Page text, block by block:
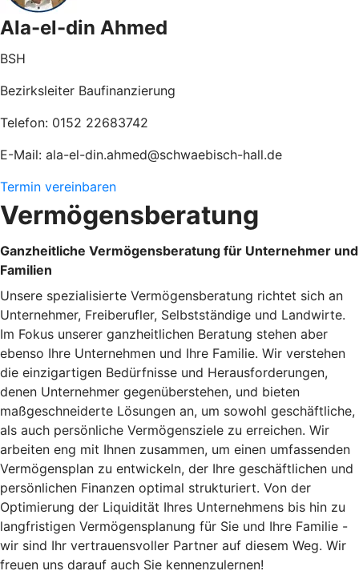
Ala-el-din Ahmed
BSH
Bezirksleiter Baufinanzierung
Telefon: 0152 22683742
E-Mail: ala-el-din.ahmed@schwaebisch-hall.de
Termin vereinbaren
Vermögensberatung
Ganzheitliche Vermögensberatung für Unternehmer und
Familien
Unsere spezialisierte Vermögensberatung richtet sich an
Unternehmer, Freiberufler, Selbstständige und Landwirte.
Im Fokus unserer ganzheitlichen Beratung stehen aber
ebenso Ihre Unternehmen und Ihre Familie. Wir verstehen
die einzigartigen Bedürfnisse und Herausforderungen,
denen Unternehmer gegenüberstehen, und bieten
maßgeschneiderte Lösungen an, um sowohl geschäftliche,
als auch persönliche Vermögensziele zu erreichen. Wir
arbeiten eng mit Ihnen zusammen, um einen umfassenden
Vermögensplan zu entwickeln, der Ihre geschäftlichen und
persönlichen Finanzen optimal strukturiert. Von der
Optimierung der Liquidität Ihres Unternehmens bis hin zu
langfristigen Vermögensplanung für Sie und Ihre Familie -
wir sind Ihr vertrauensvoller Partner auf diesem Weg. Wir
freuen uns darauf auch Sie kennenzulernen!